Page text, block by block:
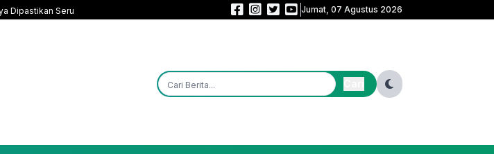
Dipastikan Seru Bungkam Arema 3-1, Persija Sabet Juara 3 Piala Presiden 2026
Jumat, 07 Agustus 2026